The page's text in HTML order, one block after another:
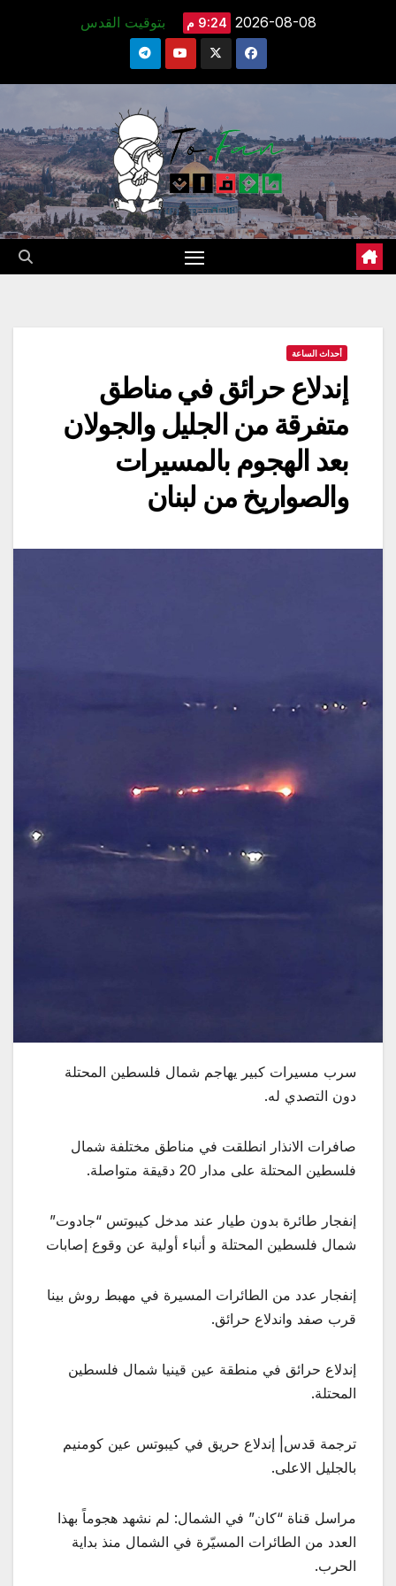
2026-08-08 9:24 م بتوقيت القدس
أحداث الساعة
إندلاع حرائق في مناطق
متفرقة من الجليل والجولان
بعد الهجوم بالمسيرات
والصواريخ من لبنان
سرب مسيرات كبير يهاجم شمال فلسطين المحتلة
دون التصدي له.
صافرات الانذار انطلقت في مناطق مختلفة شمال
فلسطين المحتلة على مدار 20 دقيقة متواصلة.
إنفجار طائرة بدون طيار عند مدخل كيبوتس “جادوت”
شمال فلسطين المحتلة و أنباء أولية عن وقوع إصابات
إنفجار عدد من الطائرات المسيرة في مهبط روش بينا
قرب صفد واندلاع حرائق.
إندلاع حرائق في منطقة عين قينيا شمال فلسطين
المحتلة.
ترجمة قدس| إندلاع حريق في كيبوتس عين كومنيم
بالجليل الاعلى.
مراسل قناة “كان” في الشمال: لم نشهد هجوماً بهذا
العدد من الطائرات المسيّرة في الشمال منذ بداية
الحرب.